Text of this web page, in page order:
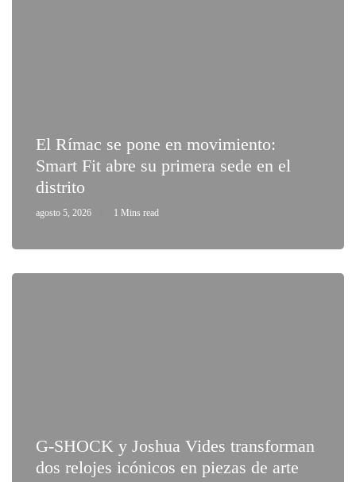
El Rímac se pone en movimiento:
Smart Fit abre su primera sede en el
distrito
agosto 5, 2026 1 Mins read
G-SHOCK y Joshua Vides transforman
dos relojes icónicos en piezas de arte